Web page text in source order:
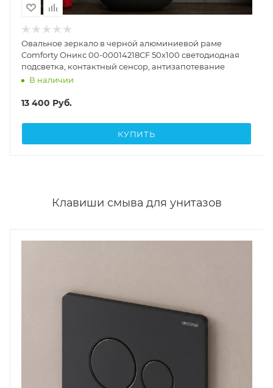
Овальное зеркало в черной алюминиевой раме
Comforty Оникс 00-00014218CF 50x100 светодиодная
подсветка, контактный сенсор, антизапотевание
В наличии
13 400 Руб.
КУПИТЬ
Клавиши смыва для унитазов